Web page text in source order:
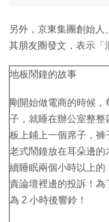
另外，京東集團創始
其朋友圈發文，表示「
地板鬧鐘的故事
剛開始做電商的時候
子，就睡在辦公室整
板上鋪上一個席子，
老式鬧鐘放在耳朵邊
續睡眠兩個小時以上的
責論壇裡邊的投訴！為
為 2 小時後響鈴！